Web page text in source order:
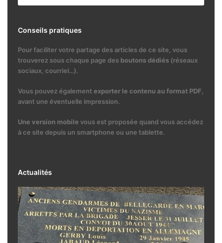
Conseils pratiques
Pour faciliter votre partage des articles de ce site, vous
trouverez sous chaque page des boutons dédiés(réseaux
sociaux, courriel…).
Vous pouvez égalementexporter le contenu au format PDF
avant une éventuelle impression.
Une version mobile vous est proposée quand vous accédez
à ce site depuis un smartphone ou une tablette.
Actualités